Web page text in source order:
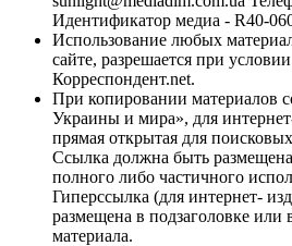
Идентификатор медиа - R40-
Использование любых
сайте, разрешается при
Корреспондент.net.
При копировании материалов
Украины и мира», для
прямая открытая для
Ссылка должна быть
полного либо частичного
Гиперссылка (для интернет-
размещена в подзаголовке или
материала.